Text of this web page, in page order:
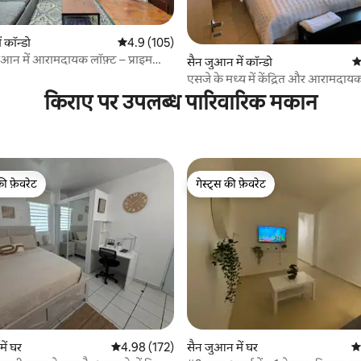
औसत रेटिंग 5 में से 4.9, 105 समीक्षाएँ
4.9 (105)
में आरामदायक लॉफ़्ट – प्राइम
सैन जुआन में कॉन्डो
एसजे के मध्य में केंद्रित और
का अपार्टमेंट
किराए पर उपलब्ध पारिवारिक मकान
फ़ेवरेट
फ़ेवरेट
घर औसत रेटिंग 5 में से 4.98, 172 समीक्षाएँ
4.98 (172)
गेस्ट्स की फ़ेवरेट
गेस्ट्स की फ़ेवरेट
सैन जुआन में घर